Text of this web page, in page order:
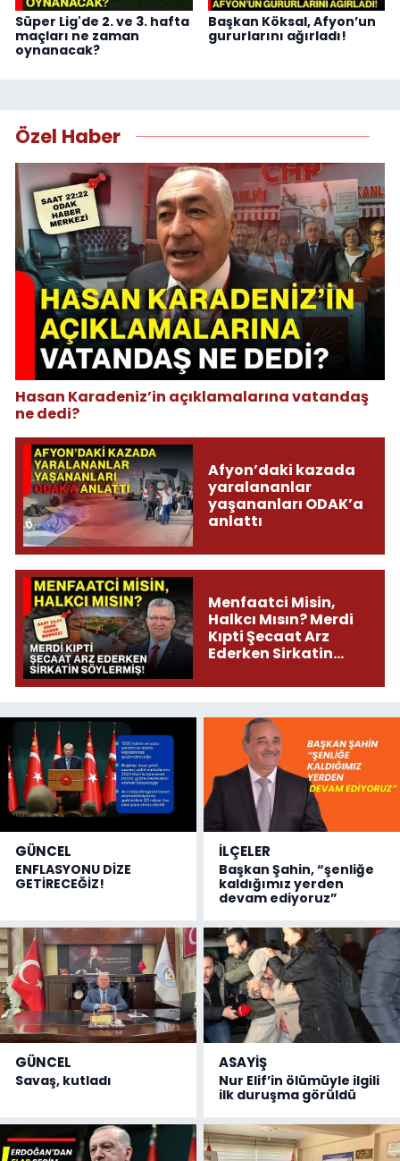
Süper Lig'de 2. ve 3. hafta
maçları ne zaman
oynanacak?
Başkan Köksal, Afyon’un
gururlarını ağırladı!
Özel Haber
Hasan Karadeniz’in açıklamalarına vatandaş
ne dedi?
Afyon’daki kazada
yaralananlar
yaşananları ODAK’a
anlattı
Menfaatci Misin,
Halkcı Mısın? Merdi
Kıpti Şecaat Arz
Ederken Sirkatin
GÜNCEL
ENFLASYONU DİZE
GETİRECEĞİZ!
İLÇELER
Başkan Şahin, “şenliğe
kaldığımız yerden
devam ediyoruz”
GÜNCEL
Savaş, kutladı
ASAYİŞ
Nur Elif’in ölümüyle ilgili
ilk duruşma görüldü